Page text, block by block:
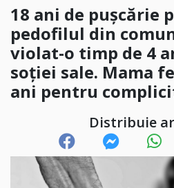
18 ani de pușcărie
pedofilul din
violat-o timp de 4
soției sale. Mama
ani pentru
Distribuie